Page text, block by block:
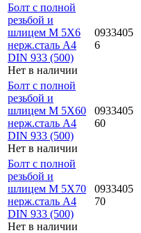
Болт с полной
резьбой и
шлицем M 5Х6
нерж.сталь A4
DIN 933 (500)
Нет в наличии
0933405
6
Болт с полной
резьбой и
шлицем M 5Х60
нерж.сталь A4
DIN 933 (500)
Нет в наличии
0933405
60
Болт с полной
резьбой и
шлицем M 5Х70
нерж.сталь A4
DIN 933 (500)
Нет в наличии
0933405
70